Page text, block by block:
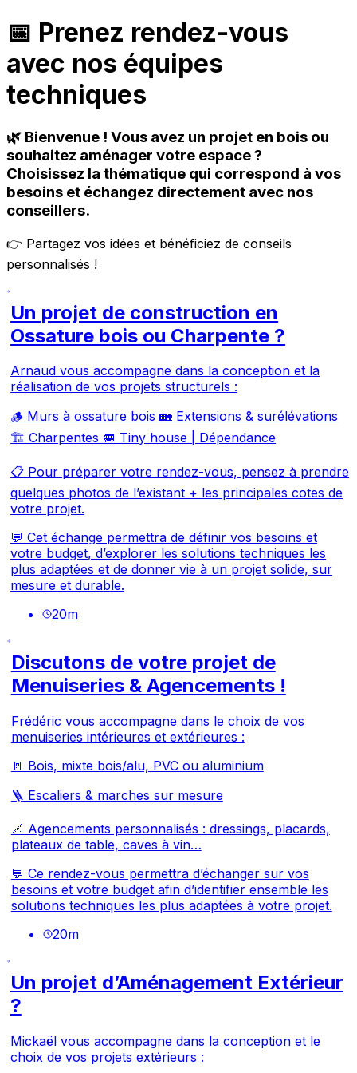
📅 Prenez rendez-vous
avec nos équipes
techniques
🌿 Bienvenue ! Vous avez un projet en bois ou
souhaitez aménager votre espace ?
Choisissez la thématique qui correspond à vos
besoins et échangez directement avec nos
conseillers.
👉 Partagez vos idées et bénéficiez de conseils
personnalisés !
Un projet de construction en
Ossature bois ou Charpente ?
Arnaud vous accompagne dans la conception et la
réalisation de vos projets structurels :
🪵 Murs à ossature bois 🏡 Extensions & surélévations
🏗️ Charpentes 🚐 Tiny house | Dépendance
📋 Pour préparer votre rendez-vous, pensez à prendre
quelques photos de l’existant + les principales cotes de
votre projet.
💬 Cet échange permettra de définir vos besoins et
votre budget, d’explorer les solutions techniques les
plus adaptées et de donner vie à un projet solide, sur
mesure et durable.
20m
Discutons de votre projet de
Menuiseries & Agencements !
Frédéric vous accompagne dans le choix de vos
menuiseries intérieures et extérieures :
🚪 Bois, mixte bois/alu, PVC ou aluminium
🪜 Escaliers & marches sur mesure
📐 Agencements personnalisés : dressings, placards,
plateaux de table, caves à vin…
💬 Ce rendez-vous permettra d’échanger sur vos
besoins et votre budget afin d’identifier ensemble les
solutions techniques les plus adaptées à votre projet.
20m
Un projet d’Aménagement Extérieur
?
Mickaël vous accompagne dans la conception et le
choix de vos projets extérieurs :